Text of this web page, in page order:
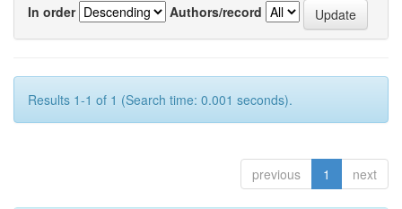
In order
Authors/record
Results 1-1 of 1 (Search time: 0.001 seconds).
previous 1 next